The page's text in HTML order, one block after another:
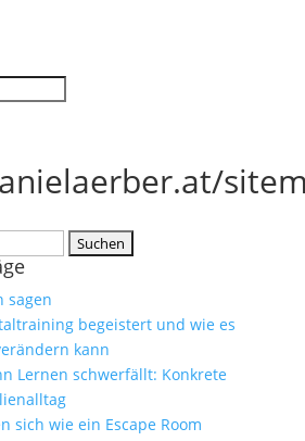
sagen
begeistert und wie es
kann
Lernen schwerfällt: Konkrete
sich wie ein Escape Room